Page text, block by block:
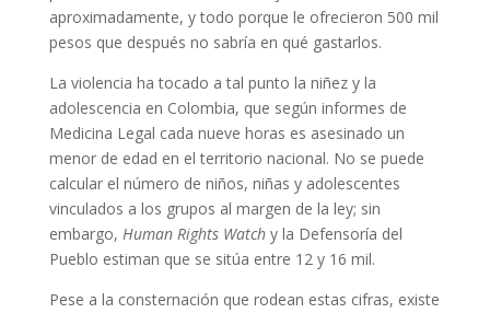
aproximadamente, y todo porque le ofrecieron 500 mil
pesos que después no sabría en qué gastarlos.
La violencia ha tocado a tal punto la niñez y la
adolescencia en Colombia, que según informes de
Medicina Legal cada nueve horas es asesinado un
menor de edad en el territorio nacional. No se puede
calcular el número de niños, niñas y adolescentes
vinculados a los grupos al margen de la ley; sin
embargo, Human Rights Watch y la Defensoría del
Pueblo estiman que se sitúa entre 12 y 16 mil.
Pese a la consternación que rodean estas cifras, existe